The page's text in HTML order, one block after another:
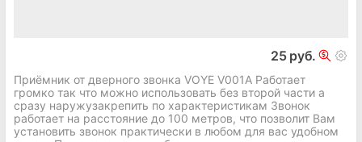
25 руб.
Приёмник от дверного звонка VOYE V001A Работает
громко так что можно использовать без второй части а
сразу наружузакрепить по характеристикам Звонок
работает на расстояние до 100 метров, что позволит Вам
установить звонок практически в любом для вас удобном